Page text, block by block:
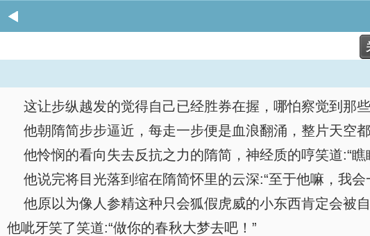
这让步纵越发的觉得自己已经胜券在握，哪怕察觉到那
他朝隋简步步逼近，每走一步便是血浪翻涌，整片天空都
他怜悯的看向失去反抗之力的隋简，神经质的哼笑道:“
他说完将目光落到缩在隋简怀里的云深:“至于他嘛，我
他原以为像人参精这种只会狐假虎威的小东西肯定会被
他呲牙笑了笑道:“做你的春秋大梦去吧！”